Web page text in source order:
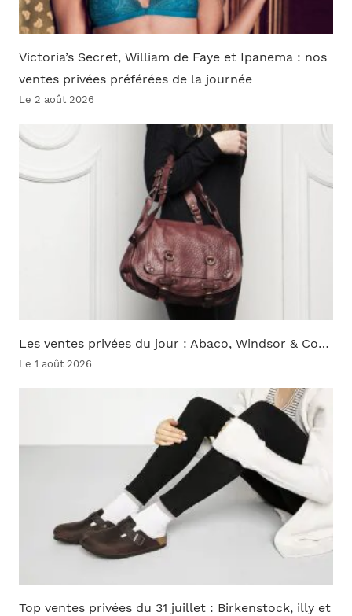
Victoria’s Secret, William de Faye et Ipanema : nos
ventes privées préférées de la journée
Le 2 août 2026
Les ventes privées du jour : Abaco, Windsor & Co…
Le 1 août 2026
Top ventes privées du 31 juillet : Birkenstock, illy et